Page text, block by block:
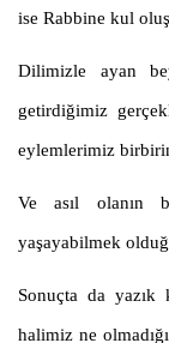
ise Rabbine kul
Dilimizle ayan
getirdiğimiz
eylemlerimiz
Ve asıl olanın
yaşayabilmek
Sonuçta da yazık
halimiz ne